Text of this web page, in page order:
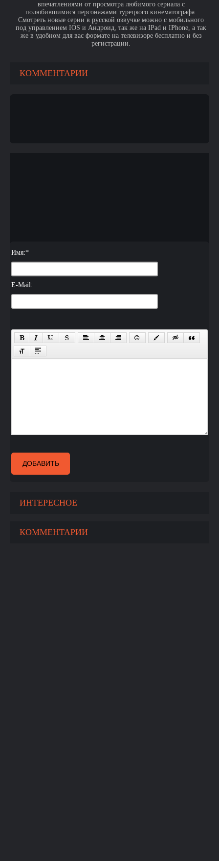
впечатлениями от просмотра любимого сериала с
полюбившимися персонажами турецкого кинематографа.
Смотреть новые серии в русской озвучке можно с мобильного
под управлением IOS и Андроид, так же на IPad и IPhone, а так
же в удобном для вас формате на телевизоре бесплатно и без
регистрации.
КОММЕНТАРИИ
Имя:*
E-Mail:
ДОБАВИТЬ
ИНТЕРЕСНОЕ
КОММЕНТАРИИ